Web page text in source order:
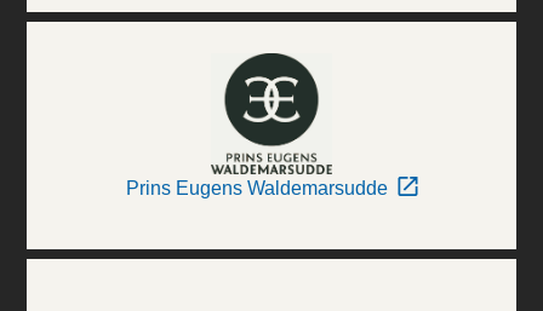
Prins Eugens Waldemarsudde